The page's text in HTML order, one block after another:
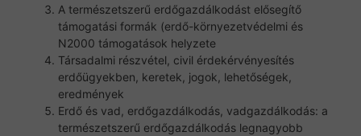
A természetszerű erdőgazdálkodást elősegítő
támogatási formák (erdő-környezetvédelmi és
N2000 támogatások helyzete
Társadalmi részvétel, civil érdekérvényesítés
erdőügyekben, keretek, jogok, lehetőségek,
eredmények
Erdő és vad, erdőgazdálkodás, vadgazdálkodás: a
természetszerű erdőgazdálkodás legnagyobb